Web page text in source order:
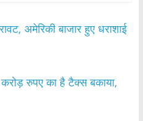
अमेरिकी बाजार हुए धराशाई
रुपए का है टैक्स बकाया,